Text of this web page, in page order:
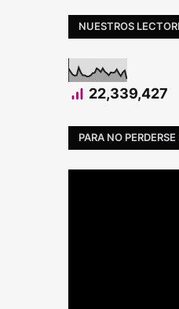
NUESTROS
22,339,427
PARA NO